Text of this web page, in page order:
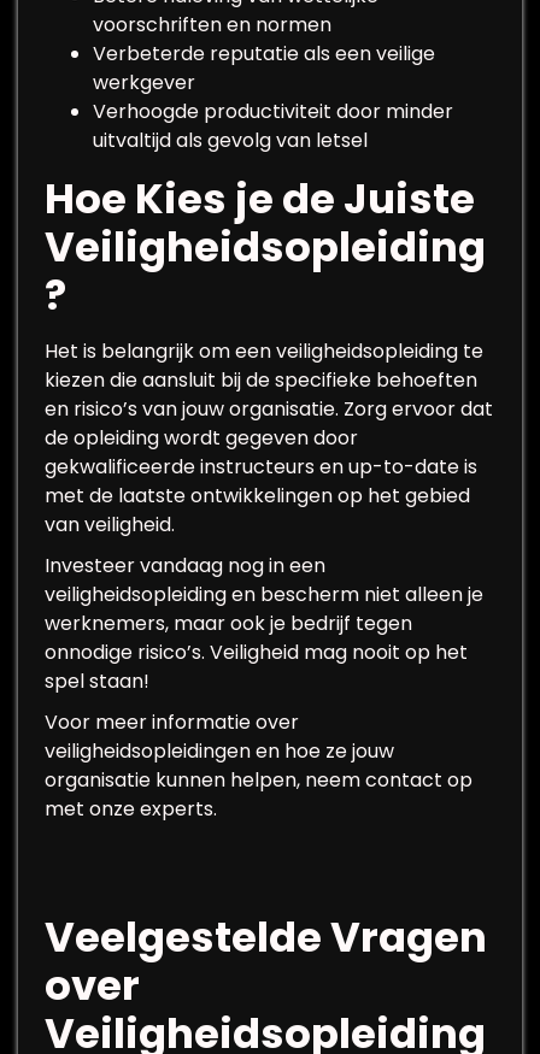
voorschriften en normen
Verbeterde reputatie als een veilige
werkgever
Verhoogde productiviteit door minder
uitvaltijd als gevolg van letsel
Hoe Kies je de Juiste
Veiligheidsopleiding
?
Het is belangrijk om een veiligheidsopleiding te
kiezen die aansluit bij de specifieke behoeften
en risico’s van jouw organisatie. Zorg ervoor dat
de opleiding wordt gegeven door
gekwalificeerde instructeurs en up-to-date is
met de laatste ontwikkelingen op het gebied
van veiligheid.
Investeer vandaag nog in een
veiligheidsopleiding en bescherm niet alleen je
werknemers, maar ook je bedrijf tegen
onnodige risico’s. Veiligheid mag nooit op het
spel staan!
Voor meer informatie over
veiligheidsopleidingen en hoe ze jouw
organisatie kunnen helpen, neem contact op
met onze experts.
Veelgestelde Vragen
over
Veiligheidsopleiding